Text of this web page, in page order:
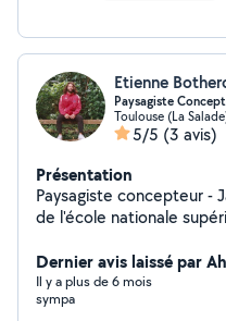
Etienne
Paysagiste
Toulouse (La
5/5 (3 avis)
Présentation
Paysagiste concepteur -
de l'école nationale
de conceptions et de
terrasses. - Je vous propose de travailler ensemble
autour de votre projet,
Dernier avis laissé par
Il y a plus de 6 mois
sympa